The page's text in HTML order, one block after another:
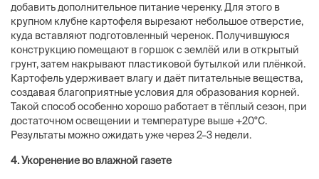
добавить дополнительное питание черенку. Для этого в
крупном клубне картофеля вырезают небольшое отверстие,
куда вставляют подготовленный черенок. Получившуюся
конструкцию помещают в горшок с землёй или в открытый
грунт, затем накрывают пластиковой бутылкой или плёнкой.
Картофель удерживает влагу и даёт питательные вещества,
создавая благоприятные условия для образования корней.
Такой способ особенно хорошо работает в тёплый сезон, при
достаточном освещении и температуре выше +20°C.
Результаты можно ожидать уже через 2–3 недели.
4. Укоренение во влажной газете